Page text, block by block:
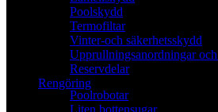
Poolskydd
Termofiltar
Vinter-och säkerhetsskydd
Upprullningsanordningar
Reservdelar
Rengöring
Poolrobotar
Liten bottensugar